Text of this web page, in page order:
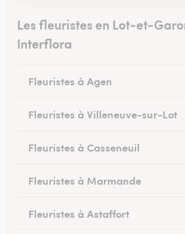
Les fleuristes en Lot-et-
Interflora
Fleuristes à Agen
Fleuristes à Villeneuve-sur-Lot
Fleuristes à Casseneuil
Fleuristes à Marmande
Fleuristes à Astaffort